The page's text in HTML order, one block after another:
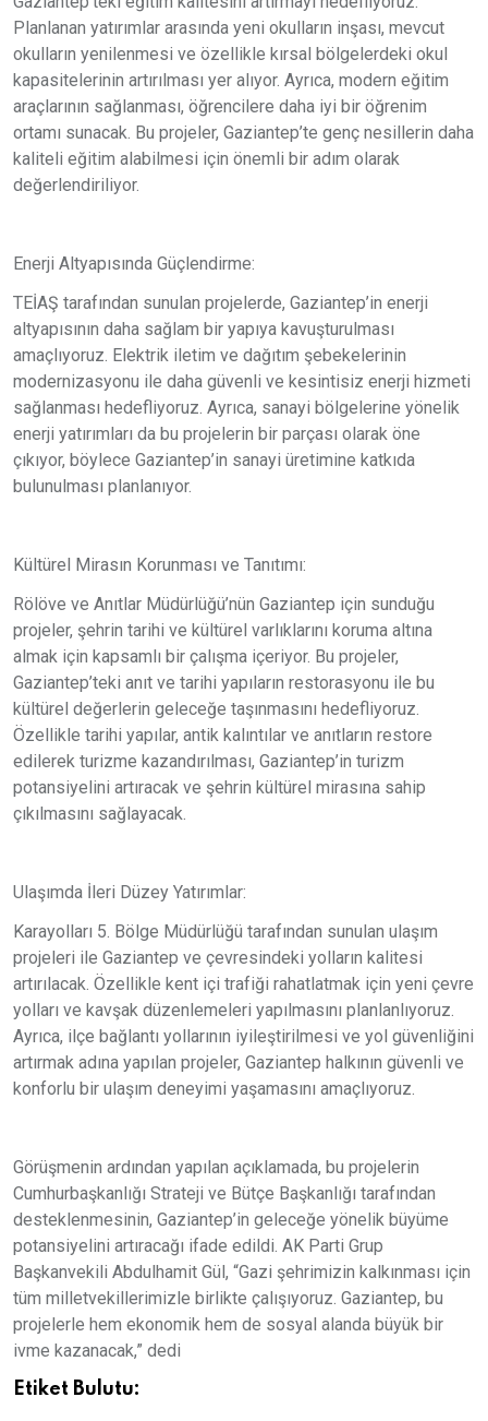
Planlanan yatırımlar arasında yeni okulların inşası, mevcut
okulların yenilenmesi ve özellikle kırsal bölgelerdeki okul
kapasitelerinin artırılması yer alıyor. Ayrıca, modern eğitim
araçlarının sağlanması, öğrencilere daha iyi bir öğrenim
ortamı sunacak. Bu projeler, Gaziantep’te genç nesillerin daha
kaliteli eğitim alabilmesi için önemli bir adım olarak
değerlendiriliyor.
Enerji Altyapısında Güçlendirme:
TEİAŞ tarafından sunulan projelerde, Gaziantep’in enerji
altyapısının daha sağlam bir yapıya kavuşturulması
amaçlıyoruz. Elektrik iletim ve dağıtım şebekelerinin
modernizasyonu ile daha güvenli ve kesintisiz enerji hizmeti
sağlanması hedefliyoruz. Ayrıca, sanayi bölgelerine yönelik
enerji yatırımları da bu projelerin bir parçası olarak öne
çıkıyor, böylece Gaziantep’in sanayi üretimine katkıda
bulunulması planlanıyor.
Kültürel Mirasın Korunması ve Tanıtımı:
Rölöve ve Anıtlar Müdürlüğü’nün Gaziantep için sunduğu
projeler, şehrin tarihi ve kültürel varlıklarını koruma altına
almak için kapsamlı bir çalışma içeriyor. Bu projeler,
Gaziantep’teki anıt ve tarihi yapıların restorasyonu ile bu
kültürel değerlerin geleceğe taşınmasını hedefliyoruz.
Özellikle tarihi yapılar, antik kalıntılar ve anıtların restore
edilerek turizme kazandırılması, Gaziantep’in turizm
potansiyelini artıracak ve şehrin kültürel mirasına sahip
çıkılmasını sağlayacak.
Ulaşımda İleri Düzey Yatırımlar:
Karayolları 5. Bölge Müdürlüğü tarafından sunulan ulaşım
projeleri ile Gaziantep ve çevresindeki yolların kalitesi
artırılacak. Özellikle kent içi trafiği rahatlatmak için yeni çevre
yolları ve kavşak düzenlemeleri yapılmasını planlanlıyoruz.
Ayrıca, ilçe bağlantı yollarının iyileştirilmesi ve yol güvenliğini
artırmak adına yapılan projeler, Gaziantep halkının güvenli ve
konforlu bir ulaşım deneyimi yaşamasını amaçlıyoruz.
Görüşmenin ardından yapılan açıklamada, bu projelerin
Cumhurbaşkanlığı Strateji ve Bütçe Başkanlığı tarafından
desteklenmesinin, Gaziantep’in geleceğe yönelik büyüme
potansiyelini artıracağı ifade edildi. AK Parti Grup
Başkanvekili Abdulhamit Gül, “Gazi şehrimizin kalkınması için
tüm milletvekillerimizle birlikte çalışıyoruz. Gaziantep, bu
projelerle hem ekonomik hem de sosyal alanda büyük bir
ivme kazanacak,” dedi
Etiket Bulutu: